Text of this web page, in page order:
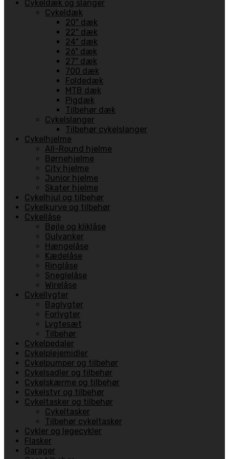
Cykeldæk og slanger
Cykeldæk
20" dæk
22" dæk
24" dæk
26" dæk
27" dæk
700 dæk
Foldedæk
MTB dæk
Pigdæk
Tilbehør dæk
Cykelslanger
Tilbehør cykelslanger
Cykelhjelme
All-Round hjelme
Børnehjelme
City hjelme
Junior hjelme
Skater hjelme
Cykelhjul og tilbehør
Cykelkurve og tilbehør
Cykellåse
Bøjle og kliklåse
Gulvanker
Hængelåse
Kædelåse
Ringlåse
Sneglelåse
Wirelåse
Cykellygter
Baglygter
Forlygter
Lygtesæt
Tilbehør
Cykelpedaler
Cykelplejemidler
Cykelpumper og tilbehør
Cykelsadler og tilbehør
Cykelskærme og tilbehør
Cykelstyr og tilbehør
Cykeltasker og tilbehør
Cykeltasker
Tilbehør cykeltasker
Cykler og legecykler
Flasker
Garager